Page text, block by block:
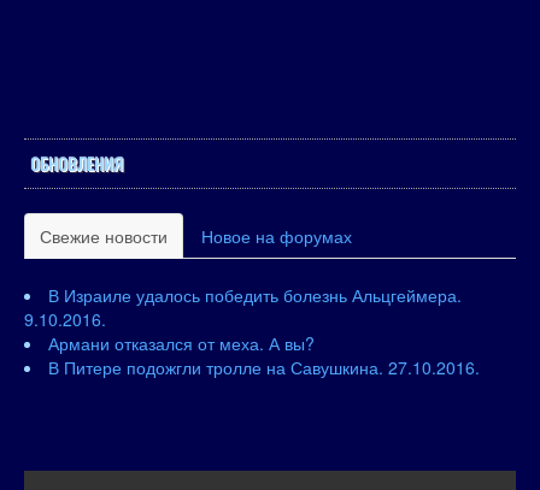
ОБНОВЛЕНИЯ
Свежие новости Новое на форумах
В Израиле удалось победить болезнь Альцгеймера.
9.10.2016.
Армани отказался от меха. А вы?
В Питере подожгли тролле на Савушкина. 27.10.2016.